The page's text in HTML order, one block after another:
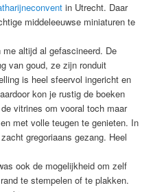
in Utrecht. Daar
middeleeuwse miniaturen te
altijd al gefascineerd. De
van goud, ze zijn ronduit
is heel sfeervol ingericht en
kon je rustig de boeken
vitrines om vooral toch maar
met volle teugen te genieten. In
gregoriaans gezang. Heel
ook de mogelijkheid om zelf
te stempelen of te plakken.